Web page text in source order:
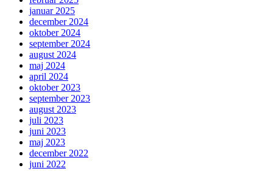
januar 2025
december 2024
oktober 2024
september 2024
august 2024
maj 2024
april 2024
oktober 2023
september 2023
august 2023
juli 2023
juni 2023
maj 2023
december 2022
juni 2022